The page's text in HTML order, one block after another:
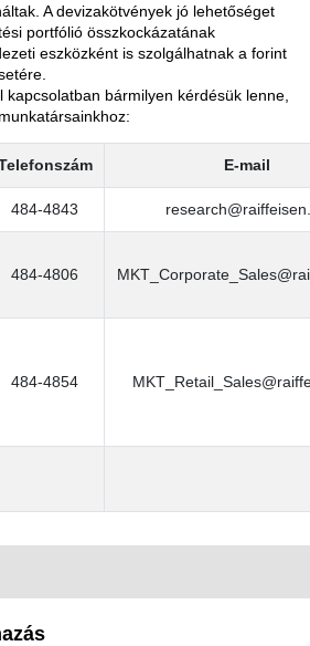
A devizakötvények jó lehetőséget
portfólió összkockázatának
eszközként is szolgálhatnak a forint
bármilyen kérdésük lenne,
E-mail
484-4843
484-4806
484-4854